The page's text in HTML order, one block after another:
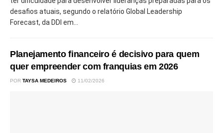
desafios atuais, segundo o relatório Global Leadership
Forecast, da DDI em...
Planejamento financeiro é decisivo para quem
quer empreender com franquias em 2026
POR TAYSA MEDEIROS 11/02/2026